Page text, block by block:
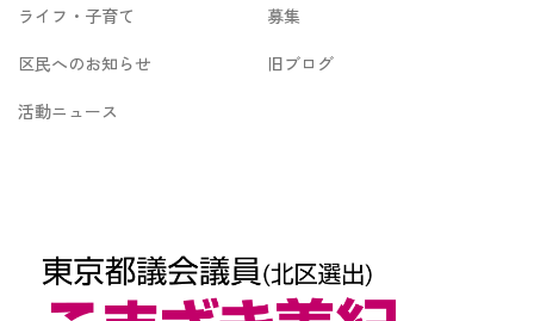
ライフ・子育て
募集
区民へのお知らせ
旧ブログ
活動ニュース